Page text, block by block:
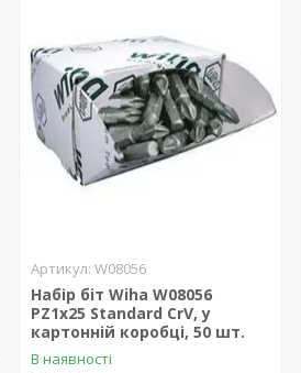
W08056
Набір біт Wiha W08056
РZ1х25 Standard CrV, у
картонній коробці, 50 шт.
В наявності